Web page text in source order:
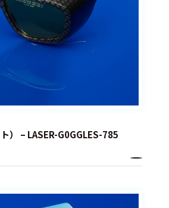
） – LASER-G0GGLES-785